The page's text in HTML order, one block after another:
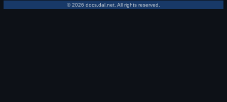
© 2026 docs.dal.net. All rights reserved.